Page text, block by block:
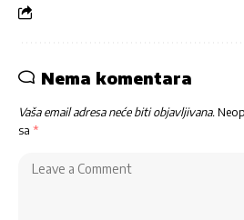
Nema komentara
Vaša email adresa neće biti objavljivana.
sa *